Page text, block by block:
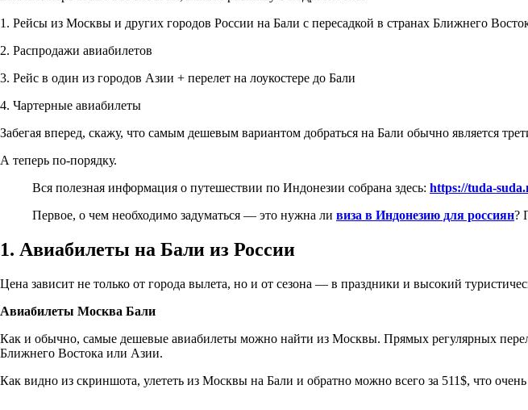
1. Рейсы из Москвы и других городов России на Бали с пересадкой в странах Ближнего
2. Распродажи авиабилетов
3. Рейс в один из городов Азии + перелет на лоукостере до Бали
4. Чартерные авиабилеты
Забегая вперед, скажу, что самым дешевым вариантом добраться на Бали обычно является
А теперь по-порядку.
Вся полезная информация о путешествии по Индонезии собрана здесь: https://tuda-
Первое, о чем необходимо задуматься — это нужна ли виза в Индонезию для россиян?
1. Авиабилеты на Бали из России
Цена зависит не только от города вылета, но и от сезона — в праздники и высокий
Авиабилеты Москва Бали
Как и обычно, самые дешевые авиабилеты можно найти из Москвы. Прямых регулярных
Ближнего Востока или Азии.
Как видно из скриншота, улететь из Москвы на Бали и обратно можно всего за 511$, что